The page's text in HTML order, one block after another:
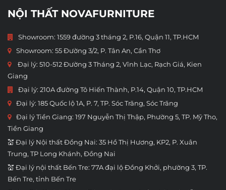
NỘI THẤT NOVAFURNITURE
Showroom: 1559 đường 3 tháng 2, P.16, Quận 11, TP.HCM
Showroom: 55 Đường 3/2, P. Tân An, Cần Thơ
Đại lý: 510-512 Đường 3 Tháng 2, Vĩnh Lạc, Rạch Giá, Kien
Giang
Đại lý: 210A đường Tô Hiến Thành, P.14, Quận 10, TP.HCM
Đại lý: 185 Quốc lộ 1A, P. 7, TP. Sóc Trăng, Sóc Trăng
Đại lý Tiền Giang: 197 Nguyễn Thị Thập, Phường 5, TP. Mỹ Tho,
Tiền Giang
💒 Đại lý Nội thất Đồng Nai: 35 Hồ Thị Hương, KP2, P. Xuân
Trung, TP Long Khánh, Đồng Nai
💒 Đại lý nội thất Bến Tre: 77A đại lộ Đồng Khởi, phường 3, TP.
Bến Tre, tỉnh Bến Tre